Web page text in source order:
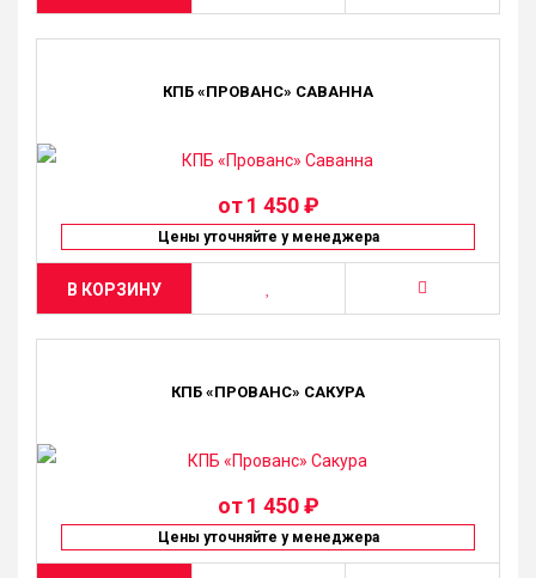
КПБ «ПРОВАНС» САВАННА
от 1 450 ₽
Цены уточняйте у менеджера
В КОРЗИНУ
КПБ «ПРОВАНС» САКУРА
от 1 450 ₽
Цены уточняйте у менеджера